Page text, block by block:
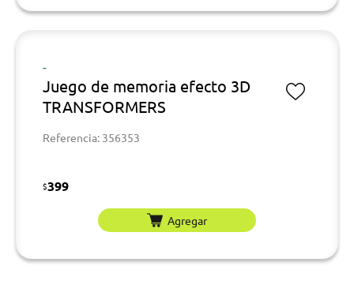
-
Juego de memoria efecto 3D
TRANSFORMERS
Referencia: 356353
$399
Agregar